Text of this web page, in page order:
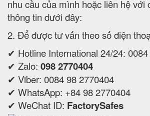
nhu cầu của mình hoặc liên hệ với
thông tin dưới đây:
2. Để được tư vấn theo số điện
✔ Hotline International 24/24:
✔ Zalo: 098 2770404
✔ Viber: 0084 98 2770404
✔ WhatsApp: +84 98 2770404
✔ WeChat ID: FactorySafes